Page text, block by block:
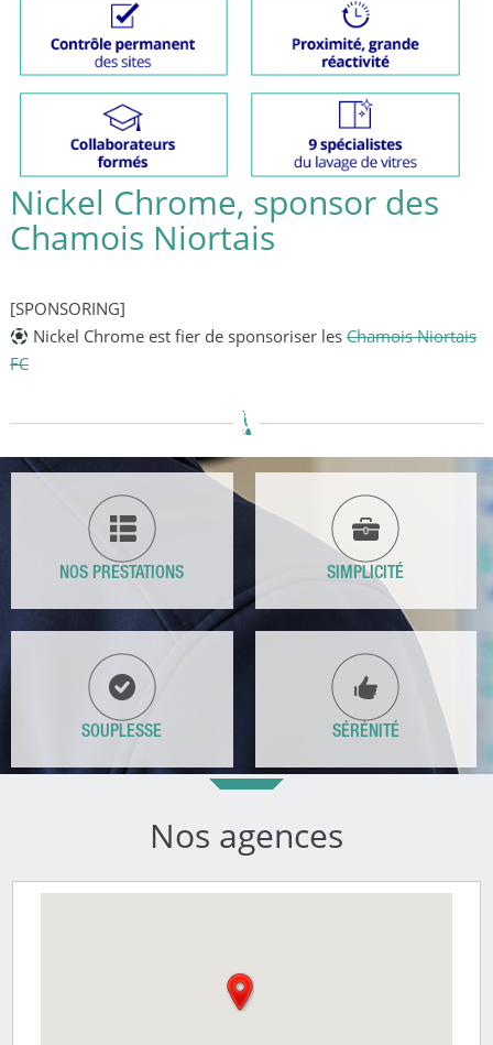
Nickel Chrome, sponsor des
Chamois Niortais
[SPONSORING]
Nickel Chrome est fier de sponsoriser lesChamois Niortais
FC
NOS PRESTATIONS SIMPLICITÉ
SOUPLESSE SÉRÉNITÉ
Nos agences